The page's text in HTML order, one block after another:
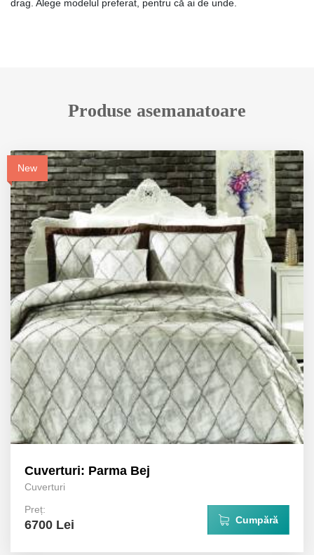
drag. Alege modelul preferat, pentru că ai de unde.
Produse asemanatoare
New
Cuverturi: Parma Bej
Cuverturi
Preț:
6700 Lei Cumpără